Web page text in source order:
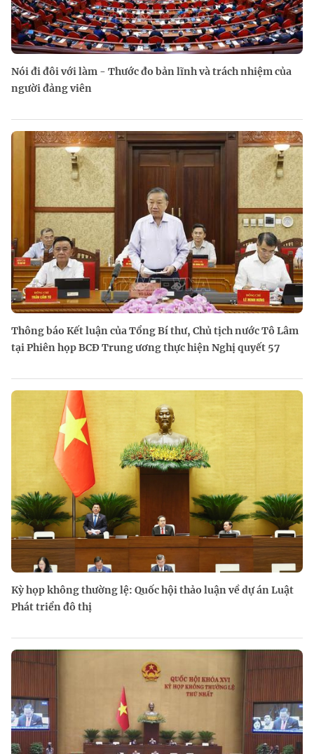
Nói đi đôi với làm - Thước đo bản lĩnh và trách nhiệm của
người đảng viên
Thông báo Kết luận của Tổng Bí thư, Chủ tịch nước Tô Lâm
tại Phiên họp BCĐ Trung ương thực hiện Nghị quyết 57
Kỳ họp không thường lệ: Quốc hội thảo luận về dự án Luật
Phát triển đô thị